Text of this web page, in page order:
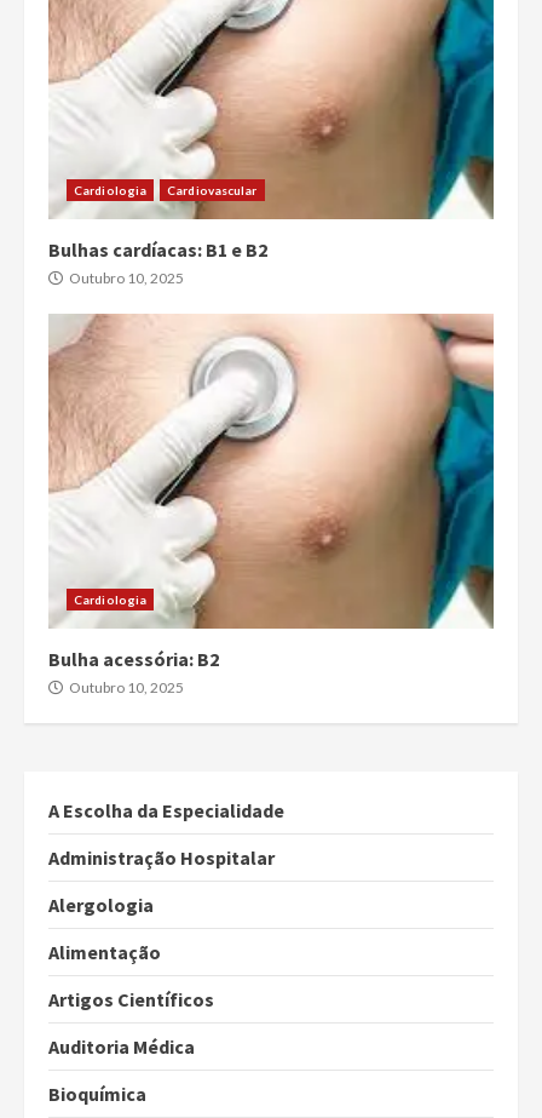
Cardiologia Cardiovascular
Bulhas cardíacas: B1 e B2
Outubro 10, 2025
Cardiologia
Bulha acessória: B2
Outubro 10, 2025
A Escolha da Especialidade
Administração Hospitalar
Alergologia
Alimentação
Artigos Científicos
Auditoria Médica
Bioquímica